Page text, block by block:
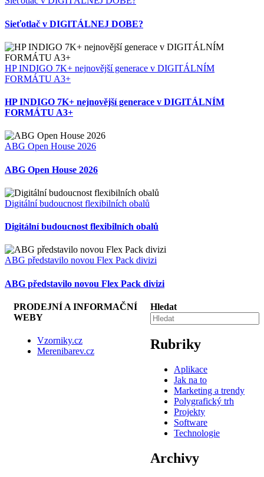
Sieťotlač v DIGITÁLNEJ DOBE?
HP INDIGO 7K+ nejnovější generace v DIGITÁLNÍM
FORMÁTU A3+
HP INDIGO 7K+ nejnovější generace v DIGITÁLNÍM
FORMÁTU A3+
ABG Open House 2026
ABG Open House 2026
Digitální budoucnost flexibilních obalů
Digitální budoucnost flexibilních obalů
ABG představilo novou Flex Pack divizi
ABG představilo novou Flex Pack divizi
Hledat
Rubriky
Aplikace
Jak na to
Marketing a trendy
Polygrafický trh
Projekty
Software
Technologie
Archivy
PRODEJNÍ A INFORMAČNÍ
WEBY
Vzorniky.cz
Merenibarev.cz